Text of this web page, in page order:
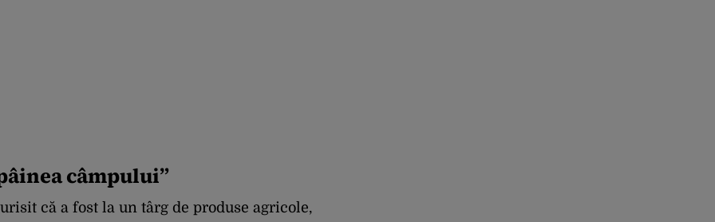
câmpului”
că a fost la un târg de produse agricole,